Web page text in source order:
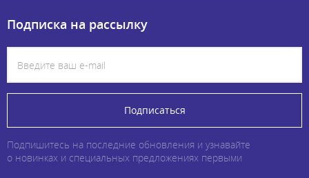
Подписка на рассылку
Подписаться
Подпишитесь на последние обновления и узнавайте
о новинках и специальных предложениях первыми